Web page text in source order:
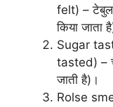
felt) – टेबुल
किया जाता
Sugar
tasted) –
जाती है)।
Rolse